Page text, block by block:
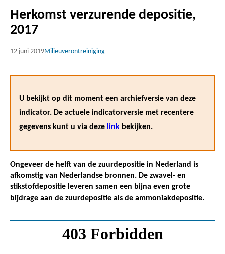
Kruimelpad
Herkomst verzurende depositie,
2017
12 juni 2019Milieuverontreiniging
U bekijkt op dit moment een archiefversie van deze
indicator. De actuele indicatorversie met recentere
gegevens kunt u via deze link bekijken.
Ongeveer de helft van de zuurdepositie in Nederland is
afkomstig van Nederlandse bronnen. De zwavel- en
stikstofdepositie leveren samen een bijna even grote
bijdrage aan de zuurdepositie als de ammoniakdepositie.